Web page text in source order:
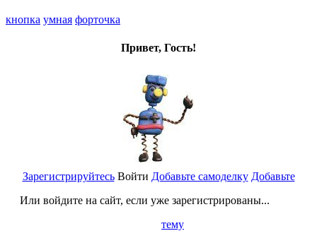
кнопка умная форточка
Привет, Гость!
Зарегистрируйтесь
Или войдите на сайт, если уже зарегистрированы...
Войти Добавьте самоделку Добавьте
тему